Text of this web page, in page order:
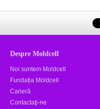
Despre Moldcell
Noi suntem Moldcell
Fundația Moldcell
Carieră
Contactaţi-ne